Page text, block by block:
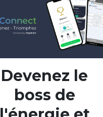
Devenez le
boss de